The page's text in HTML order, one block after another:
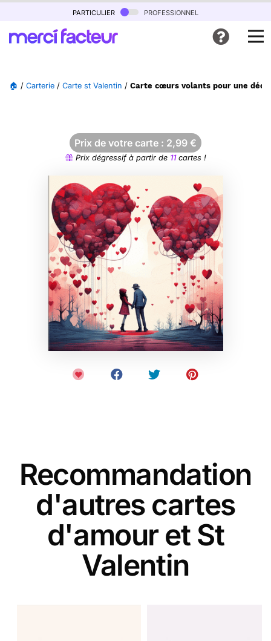
particulier professionnel
🏠 / Carterie / Carte st Valentin / Carte cœurs volants pour une
Prix de votre carte : 2,99 €
Prix dégressif à partir de 11cartes !
Recommandation
d'autres cartes
d'amour et St
Valentin